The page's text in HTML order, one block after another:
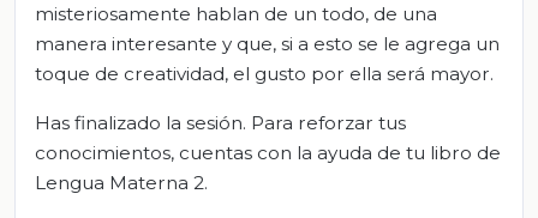
misteriosamente hablan de un todo, de una
manera interesante y que, si a esto se le agrega un
toque de creatividad, el gusto por ella será mayor.
Has finalizado la sesión. Para reforzar tus
conocimientos, cuentas con la ayuda de tu libro de
Lengua Materna 2.